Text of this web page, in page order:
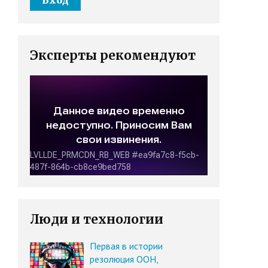
Эксперты рекомендуют
Люди и технологии
Первая в истории
резолюция ООН,